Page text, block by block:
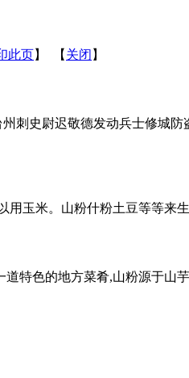
此页 】 【 关闭 】
刺史尉迟敬德发动兵士修城防
玉米。山粉什粉土豆等等来
特色的地方菜肴,山粉源于山